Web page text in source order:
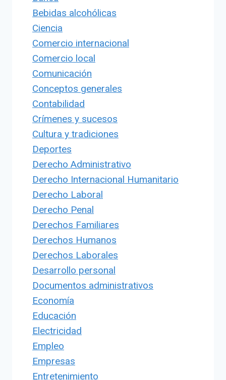
Bebidas alcohólicas
Ciencia
Comercio internacional
Comercio local
Comunicación
Conceptos generales
Contabilidad
Crímenes y sucesos
Cultura y tradiciones
Deportes
Derecho Administrativo
Derecho Internacional Humanitario
Derecho Laboral
Derecho Penal
Derechos Familiares
Derechos Humanos
Derechos Laborales
Desarrollo personal
Documentos administrativos
Economía
Educación
Electricidad
Empleo
Empresas
Entretenimiento